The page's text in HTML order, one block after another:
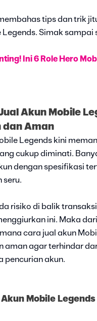
tips dan trik
Legends. Simak sampai
Ini 6 Role Hero
Akun Mobile
dan Aman
Legends kini
cukup diminati.
dengan spesifikasi
seru.
risiko di balik
ini. Maka
cara jual akun
aman agar terhindar
pencurian akun.
Mobile